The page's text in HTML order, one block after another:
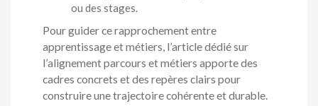
ou des stages.
Pour guider ce rapprochement entre
apprentissage et métiers, l’article dédié sur
l’alignement parcours et métiers apporte des
cadres concrets et des repères clairs pour
construire une trajectoire cohérente et durable.